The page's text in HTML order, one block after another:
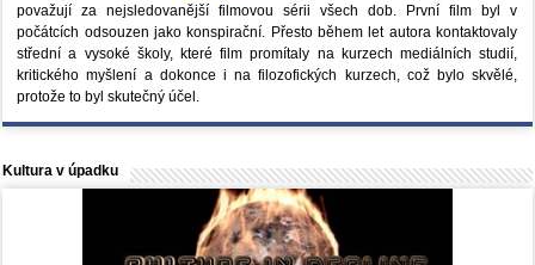
považují za nejsledovanější filmovou sérii všech dob. První film byl v
počátcích odsouzen jako konspirační. Přesto během let autora kontaktovaly
střední a vysoké školy, které film promítaly na kurzech mediálních studií,
kritického myšlení a dokonce i na filozofických kurzech, což bylo skvělé,
protože to byl skutečný účel.
Kultura v úpadku